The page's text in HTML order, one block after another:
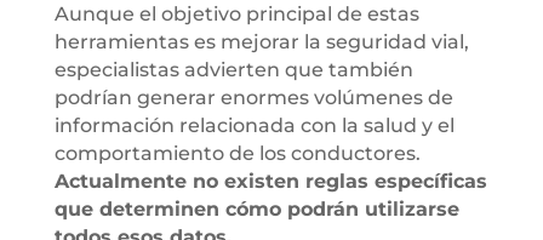
Aunque el objetivo principal de estas
herramientas es mejorar la seguridad vial,
especialistas advierten que también
podrían generar enormes volúmenes de
información relacionada con la salud y el
comportamiento de los conductores.
Actualmente no existen reglas específicas
que determinen cómo podrán utilizarse